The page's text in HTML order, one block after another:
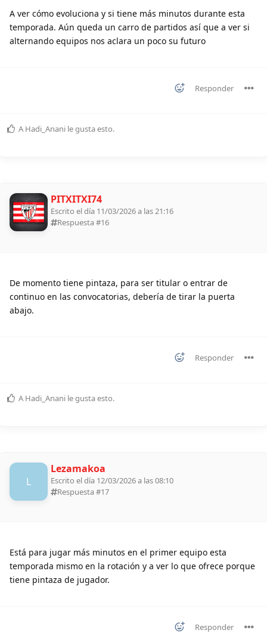
A ver cómo evoluciona y si tiene más minutos durante esta
temporada. Aún queda un carro de partidos así que a ver si
alternando equipos nos aclara un poco su futuro
Responder
A Hadi_Anani le gusta esto.
PITXITXI74
Escrito el día 11/03/2026 a las 21:16
Respuesta #16
De momento tiene pintaza, para ser titular o entrar de
continuo en las convocatorias, debería de tirar la puerta
abajo.
Responder
A Hadi_Anani le gusta esto.
L
Lezamakoa
Escrito el día 12/03/2026 a las 08:10
Respuesta #17
Está para jugar más minutos en el primer equipo esta
temporada mismo en la rotación y a ver lo que ofrece porque
tiene pintaza de jugador.
Responder